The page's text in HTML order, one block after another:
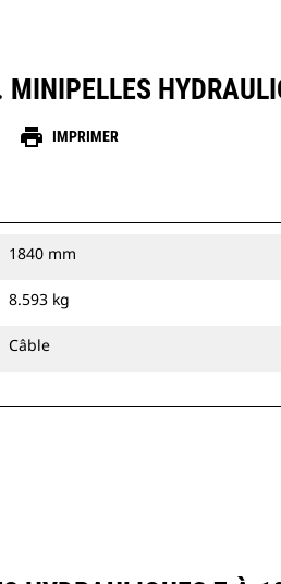
print IMPRIMER
1840 mm
8.593 kg
Câble